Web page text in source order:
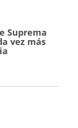
Suprema
vez más